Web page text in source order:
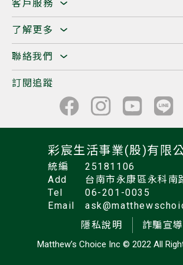
客戶服務
了解更多
聯絡我們
訂閱追蹤
彩宸生活事業(股)有限
統編
25181106
Add
台南市永康區永科南
Tel
06-201-0035
Email
隱私說明
詐騙宣導
Matthew’s Choice Inc © 2022 All